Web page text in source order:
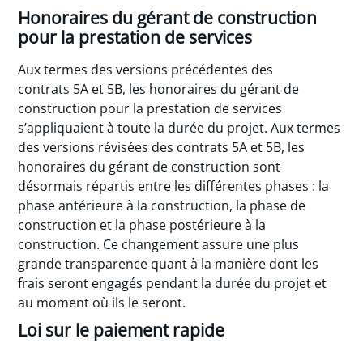
Honoraires du gérant de construction
pour la prestation de services
Aux termes des versions précédentes des
contrats 5A et 5B, les honoraires du gérant de
construction pour la prestation de services
s’appliquaient à toute la durée du projet. Aux termes
des versions révisées des contrats 5A et 5B, les
honoraires du gérant de construction sont
désormais répartis entre les différentes phases : la
phase antérieure à la construction, la phase de
construction et la phase postérieure à la
construction. Ce changement assure une plus
grande transparence quant à la manière dont les
frais seront engagés pendant la durée du projet et
au moment où ils le seront.
Loi sur le paiement rapide